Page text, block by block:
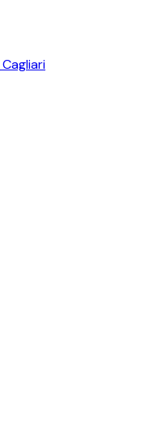
Cagliari